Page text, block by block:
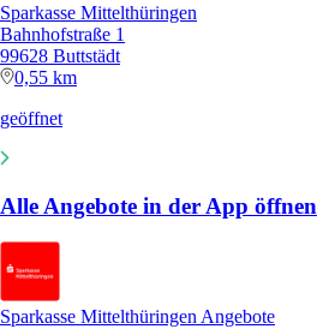
Sparkasse Mittelthüringen
Bahnhofstraße 1
99628 Buttstädt
0,55 km
geöffnet
Alle Angebote in der App öffnen
Sparkasse Mittelthüringen Angebote